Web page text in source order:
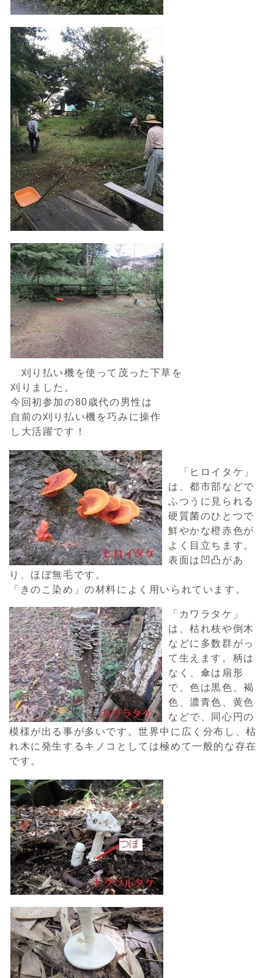
刈り払い機を使って茂った下草を
刈りました。
今回初参加の80歳代の男性は
自前の刈り払い機を巧みに操作
し大活躍です！
「ヒロイタケ」
は、都市部などで
ふつうに見られる
硬質菌のひとつで
鮮やかな橙赤色が
よく目立ちます。
表面は凹凸があ
り、ほぼ無毛です。
「きのこ染め」の材料によく用いられています。
「カワラタケ」
は、枯れ枝や倒木
などに多数群がっ
て生えます。柄は
なく、傘は扇形
で、色は黒色、褐
色、濃青色、黄色
などで、同心円の
模様が出る事が多いです。世界中に広く分布し、枯
れ木に発生するキノコとしては極めて一般的な存在
です。